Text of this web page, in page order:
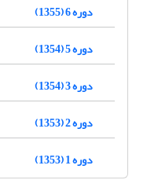
دوره 6 (1355)
دوره 5 (1354)
دوره 3 (1354)
دوره 2 (1353)
دوره 1 (1353)